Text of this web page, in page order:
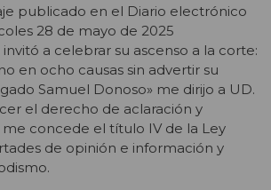
publicado en el Diario electrónico
28 de mayo de 2025
a celebrar su ascenso a la corte:
en ocho causas sin advertir su
Samuel Donoso» me dirijo a UD.
el derecho de aclaración y
concede el título IV de la Ley
de opinión e información y